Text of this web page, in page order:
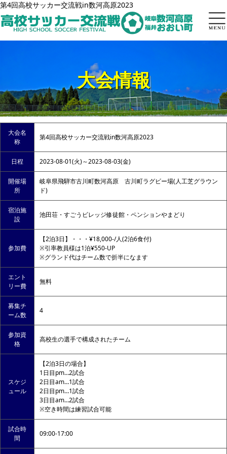
第4回高校サッカー交流戦in数河高原2023
トップページ
過去大会
申込方法
大会情報
大会名
称
第4回高校サッカー交流戦in数河高原2023
日程 2023-08-01(火)～2023-08-03(金)
開催場
所
岐阜県飛騨市古川町数河高原 古川町ラグビー場(人工芝グラウン
ド)
宿泊施
設
池田荘・すごうビレッジ修徒館・ペンションやまどり
参加費
【2泊3日】・・・¥18,000-/人(2泊6食付)
※引率教員様は1泊¥550-UP
※グランド代はチーム数で折半になます
エント
リー費
無料
募集チ
ーム数
4
参加資
格
高校生の選手で構成されたチーム
スケジ
ュール
【2泊3日の場合】
1日目pm…2試合
2日目am…1試合
2日目pm…1試合
3日目am…2試合
※空き時間は練習試合可能
試合時
間
09:00-17:00